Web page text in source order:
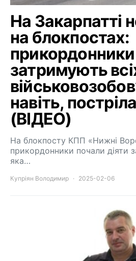
На Закарпатті
на блокпостах:
прикордонники
затримують
навіть,
(ВІДЕО)
На блокпосту КПП «Нижні
прикордонники почали діяти
яка…
Купріян Володимир 2025-02-06